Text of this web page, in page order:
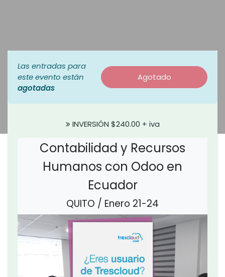
Las entradas para
este evento están
agotadas
Agotado
INVERSIÓN $240.00 + iva
Contabilidad y Recursos
Humanos con Odoo en
Ecuador
QUITO / Enero 21-24